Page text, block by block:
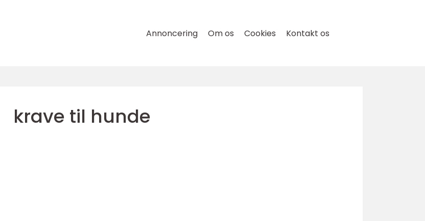
Annoncering Om os Cookies Kontakt os
krave til hunde